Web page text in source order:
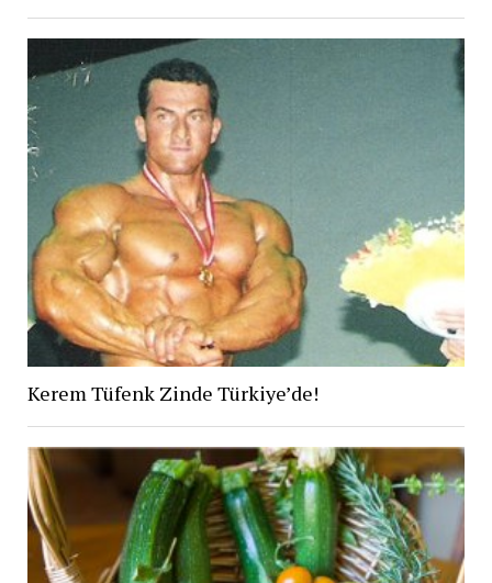
Kerem Tüfenk Zinde Türkiye’de!